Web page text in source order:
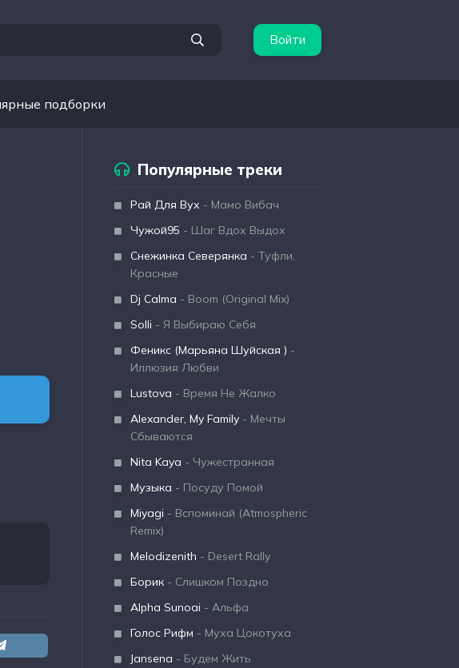
Войти
подборки
Популярные треки
Рай Для Вух - Мамо Вибач
Чужой95 - Шаг Вдох Выдох
Снежинка Северянка - Туфли,
Красные
Dj Calma - Boom (Original Mix)
Solli - Я Выбираю Себя
Феникс (Марьяна Шуйская ) -
Иллюзия Любви
Lustova - Время Не Жалко
Alexander, My Family - Мечты
Сбываются
Nita Kaya - Чужестранная
Музыка - Посуду Помой
Miyagi - Вспоминай (Atmospheric
Remix)
Melodizenith - Desert Rally
Борик - Слишком Поздно
Alpha Sunoai - Альфа
Голос Рифм - Муха Цокотуха
Jansena - Будем Жить